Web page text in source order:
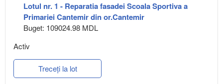
Lotul nr. 1 - Reparatia fasadei Scoala Sportiva a
Primariei Cantemir din or.Cantemir
Buget: 109024.98 MDL
Activ
Treceți la lot